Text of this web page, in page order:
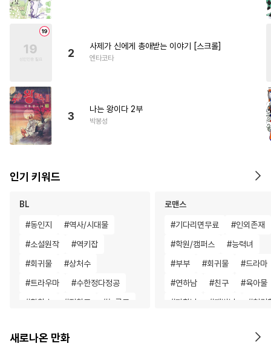
2
사제가 신에게 총애받는 이야기 [스크롤]
엔타코타
3
나는 왕이다 2부
박봉성
인기 키워드
BL
#동인지 #역사/시대물
#소설원작 #역키잡
#회귀물 #상처수
#트라우마 #수한정다정공
#침착수 #집착공 #능글공
#조교 #고수위
로맨스
#기다리면무료 #인외존재
#학원/캠퍼스 #능력녀
#부부 #회귀물 #드라마
#연하남 #친구 #육아물
#까칠남 #재벌남 #첫경
새로나온 만화